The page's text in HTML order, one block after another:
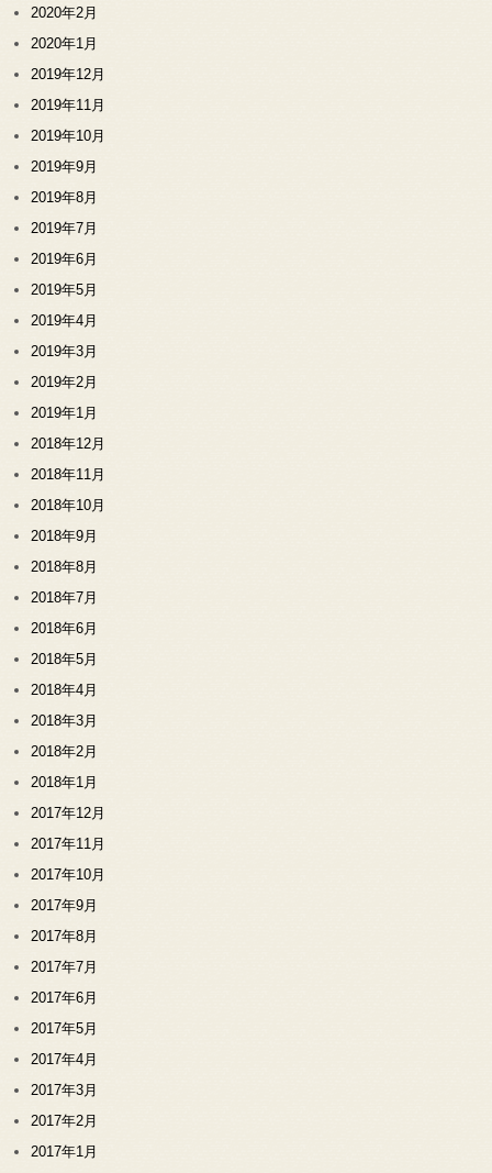
2020年2月
2020年1月
2019年12月
2019年11月
2019年10月
2019年9月
2019年8月
2019年7月
2019年6月
2019年5月
2019年4月
2019年3月
2019年2月
2019年1月
2018年12月
2018年11月
2018年10月
2018年9月
2018年8月
2018年7月
2018年6月
2018年5月
2018年4月
2018年3月
2018年2月
2018年1月
2017年12月
2017年11月
2017年10月
2017年9月
2017年8月
2017年7月
2017年6月
2017年5月
2017年4月
2017年3月
2017年2月
2017年1月